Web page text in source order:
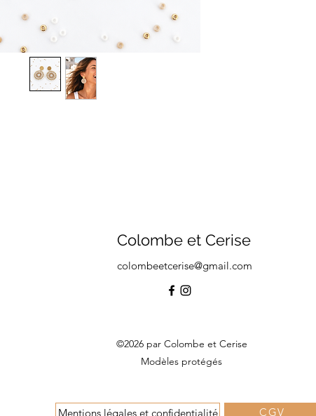
Colombe et Cerise
colombeetcerise@gmail.com
©2026 par Colombe et Cerise
Modèles protégés
Mentions légales et confidentialité CGV